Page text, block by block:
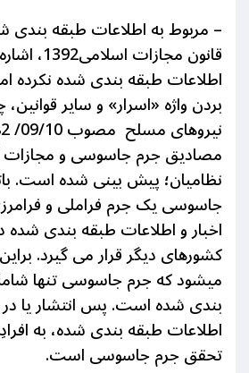
قانون
اطلاعات طبقه بندی شده نکرده
بردن واژه «اسرار» و سایر قوانین،
نیروهای مسلح مصوب 09/10/
مصادیق جرم جاسوسی و
نظامیان؛ پیش بینی شده است.
جاسوسی یک جرم فراملی و
اخبار و اطلاعات طبقه بندی شده
کشورهای دیگر قرار می گیرد.
میشود که جرم جاسوسی تنها
بندی شده است.پس انتشار یا در
اطلاعات طبقه بندی شده، به
تحقق جرم جاسوسی است.